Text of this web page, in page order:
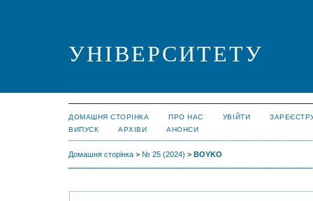
УНІВЕРСИТЕТУ
ДОМАШНЯ СТОРІНКА ПРО НАС УВІЙТИ
ВИПУСК
АРХІВИ АНОНСИ
Домашня сторінка > № 25 (2024) > BOYKO